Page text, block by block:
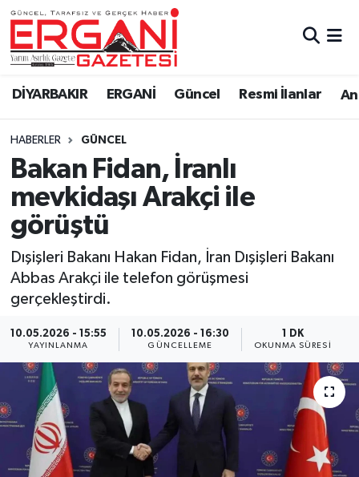
DİYARBAKIR ERGANİ Güncel Resmi İlanlar
HABERLER GÜNCEL
Bakan Fidan, İranlı
mevkidaşı Arakçi ile
görüştü
Dışişleri Bakanı Hakan Fidan, İran Dışişleri Bakanı
Abbas Arakçi ile telefon görüşmesi
gerçekleştirdi.
10.05.2026 - 15:55
YAYINLANMA
10.05.2026 - 16:30
GÜNCELLEME
1 DK
OKUNMA SÜRESI
DİYARBAKIR
BİSMİL
BAĞLAR
ERGANİ
Güncel
Eği̇ti̇m
Resmi İlanlar
Sağlık
Si̇yaset
Spor
Yaşam
Anali̇z
Bi̇li̇m & Teknoloji̇
Ergani Nöbetçi Eczaneler
Ergani Hava Durumu
Ergani Trafik Yoğunluk Haritası
Süper Lig Puan Durumu ve Fikstür
Tüm Manşetler
Son Dakika Haberleri
Haber Arşivi